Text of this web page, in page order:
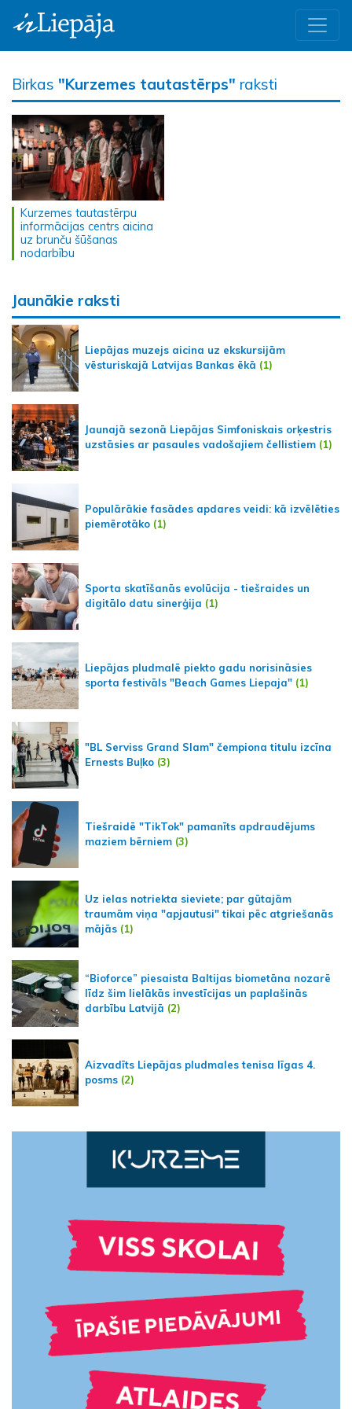
Birkas "Kurzemes tautastērps" raksti
Kurzemes tautastērpu
informācijas centrs aicina
uz brunču šūšanas
nodarbību
Jaunākie raksti
Liepājas muzejs aicina uz ekskursijām
vēsturiskajā Latvijas Bankas ēkā (1)
Jaunajā sezonā Liepājas Simfoniskais orķestris
uzstāsies ar pasaules vadošajiem čellistiem (1)
Populārākie fasādes apdares veidi: kā izvēlēties
piemērotāko (1)
Sporta skatīšanās evolūcija - tiešraides un
digitālo datu sinerģija (1)
Liepājas pludmalē piekto gadu norisināsies
sporta festivāls "Beach Games Liepaja" (1)
"BL Serviss Grand Slam" čempiona titulu izcīna
Ernests Buļko (3)
Tiešraidē "TikTok" pamanīts apdraudējums
maziem bērniem (3)
Uz ielas notriekta sieviete; par gūtajām
traumām viņa "apjautusi" tikai pēc atgriešanās
mājās (1)
“Bioforce” piesaista Baltijas biometāna nozarē
līdz šim lielākās investīcijas un paplašinās
darbību Latvijā (2)
Aizvadīts Liepājas pludmales tenisa līgas 4.
posms (2)